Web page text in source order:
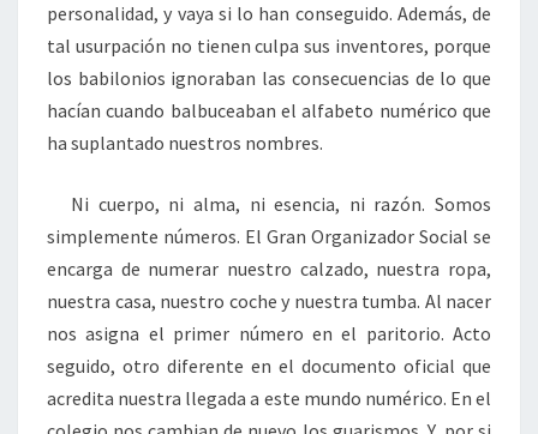
personalidad, y vaya si lo han conseguido. Además, de
tal usurpación no tienen culpa sus inventores, porque
los babilonios ignoraban las consecuencias de lo que
hacían cuando balbuceaban el alfabeto numérico que
ha suplantado nuestros nombres.
Ni cuerpo, ni alma, ni esencia, ni razón. Somos
simplemente números. El Gran Organizador Social se
encarga de numerar nuestro calzado, nuestra ropa,
nuestra casa, nuestro coche y nuestra tumba. Al nacer
nos asigna el primer número en el paritorio. Acto
seguido, otro diferente en el documento oficial que
acredita nuestra llegada a este mundo numérico. En el